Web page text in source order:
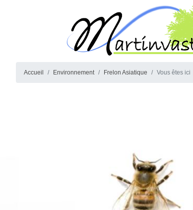
Accueil Environnement Frelon Asiatique Vous êtes ici